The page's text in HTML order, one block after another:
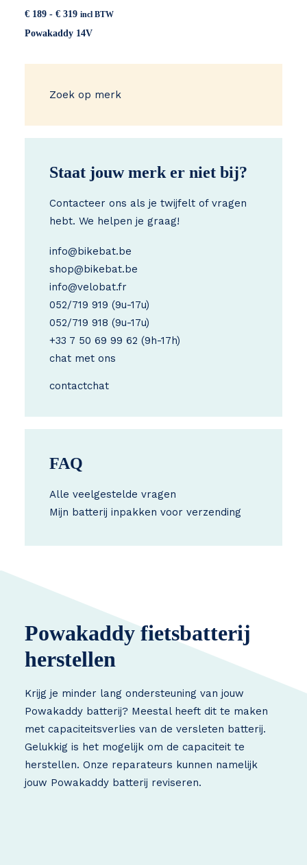
€ 189 - € 319Prijsklasse:
tot
incl BTW
Powakaddy 14V
Zoek op merk
Staat jouw merk er niet bij?
Contacteer ons als je twijfelt of vragen
hebt. We helpen je graag!
info@bikebat.be
shop@bikebat.be
info@velobat.fr
052/719 919 (9u-17u)
052/719 918 (9u-17u)
+33 7 50 69 99 62 (9h-17h)
chat met ons
contactchat
FAQ
Alle veelgestelde vragen
Mijn batterij inpakken voor verzending
Powakaddy fietsbatterij
herstellen
Krijg je minder lang ondersteuning van jouw
Powakaddy batterij? Meestal heeft dit te maken
met capaciteitsverlies van de versleten batterij.
Gelukkig is het mogelijk om de capaciteit te
herstellen. Onze reparateurs kunnen namelijk
jouw Powakaddy batterij reviseren.